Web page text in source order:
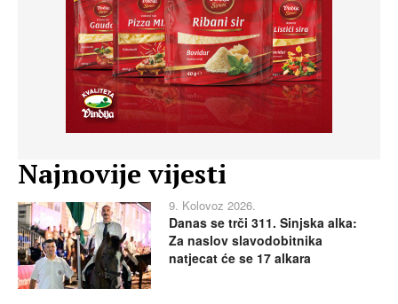
Najnovije vijesti
9. Kolovoz 2026.
Danas se trči 311. Sinjska alka:
Za naslov slavodobitnika
natjecat će se 17 alkara